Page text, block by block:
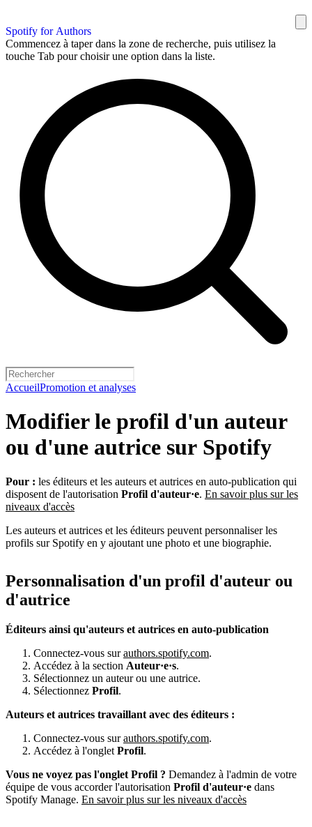
Spotify for Authors
Commencez à taper dans la zone de recherche, puis utilisez la
touche Tab pour choisir une option dans la liste.
AccueilPromotion et analyses
Modifier le profil d'un auteur
ou d'une autrice sur Spotify
Pour : les éditeurs et les auteurs et autrices en auto-publication qui
disposent de l'autorisation Profil d'auteur·e. En savoir plus sur les
niveaux d'accès
Les auteurs et autrices et les éditeurs peuvent personnaliser les
profils sur Spotify en y ajoutant une photo et une biographie.
Personnalisation d'un profil d'auteur ou
d'autrice
Éditeurs ainsi qu'auteurs et autrices en auto-publication
Connectez-vous surauthors.spotify.com.
Accédez à la section Auteur·e·s.
Sélectionnez un auteur ou une autrice.
Sélectionnez Profil.
Auteurs et autrices travaillant avec des éditeurs :
Connectez-vous surauthors.spotify.com.
Accédez à l'onglet Profil.
Vous ne voyez pas l'onglet Profil ? Demandez à l'admin de votre
équipe de vous accorder l'autorisation Profil d'auteur·e dans
Spotify Manage. En savoir plus sur les niveaux d'accès